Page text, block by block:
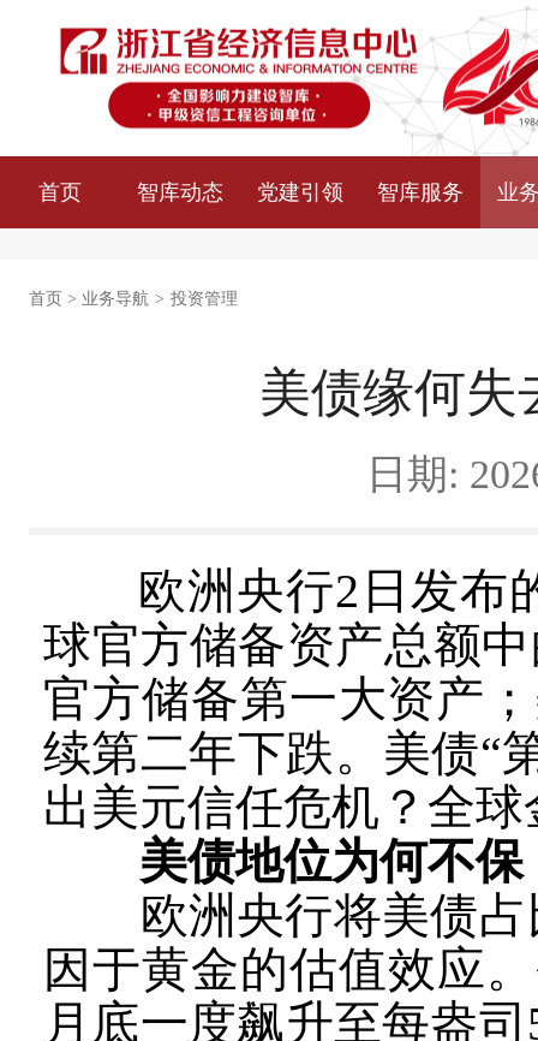
首页 智库动态 党建引领 智库服务 业
首页 > 业务导航 > 投资管理
美债缘何失
日期:
欧洲央行2日发布
球官方储备资产总额
官方储备第一大资产
续第二年下跌。美债“
出美元信任危机？全
美债地位为何不保
欧洲央行将美债占
因于黄金的估值效应
月底一度飙升至每盎